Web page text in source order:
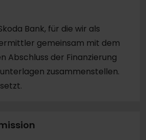
Bank, für die wir als
gemeinsam mit dem
Abschluss der Finanzierung
zusammenstellen.